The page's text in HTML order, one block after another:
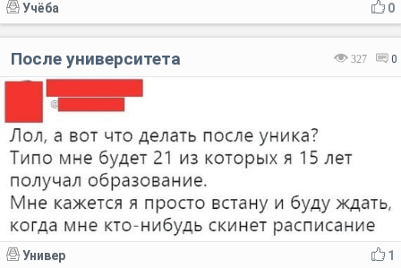
0
Учёба
327 0
После университета
1
Универ